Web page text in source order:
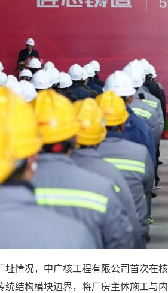
址情况，中广核工程有限公司首次在
统结构模块边界，将厂房主体施工与